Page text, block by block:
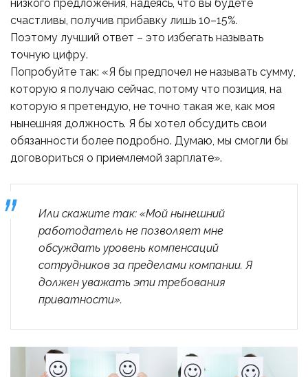
низкого предложения, надеясь, что вы будете
счастливы, получив прибавку лишь 10–15%.
Поэтому лучший ответ – это избегать называть
точную цифру.
Попробуйте так: «Я бы предпочел не называть сумму,
которую я получаю сейчас, потому что позиция, на
которую я претендую, не точно такая же, как моя
нынешняя должность. Я бы хотел обсудить свои
обязанности более подробно. Думаю, мы смогли бы
договориться о приемлемой зарплате».
Или скажите так: «Мой нынешний
работодатель не позволяет мне
обсуждать уровень компенсаций
сотрудников за пределами компании. Я
должен уважать эти требования
приватности».